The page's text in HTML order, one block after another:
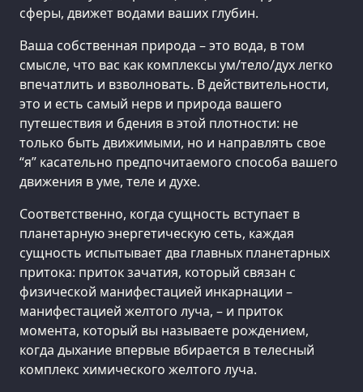
сферы, движет водами ваших глубин.
Ваша собственная природа – это вода, в том
смысле, что вас как комплексы ум/тело/дух легко
впечатлить и взволновать. В действительности,
это и есть самый нерв и природа вашего
путешествия и бдения в этой плотности: не
только быть движимыми, но и направлять свое
“я” касательно предпочитаемого способа вашего
движения в уме, теле и духе.
Соответственно, когда сущность вступает в
планетарную энергетическую сеть, каждая
сущность испытывает два главных планетарных
притока: приток зачатия, который связан с
физической манифестацией инкарнации –
манифестацией желтого луча, – и приток
момента, который вы называете рождением,
когда дыхание впервые вбирается в телесный
комплекс химического желтого луча.